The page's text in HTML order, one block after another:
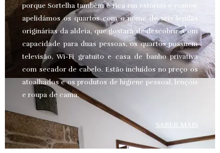
porque Sortelha também é rica em estórias e contos,
apelidámos os quartos com o nome de seis lendas
originárias da aldeia, que gostará de descobrir. Com
capacidade para duas pessoas, os quartos possuem
televisão, Wi-Fi gratuito e casa de banho privativa
com secador de cabelo. Estão incluídos no preço os
atoalhados e os produtos de higiene pessoal, lençóis
e roupa de cama.
SABER MAIS